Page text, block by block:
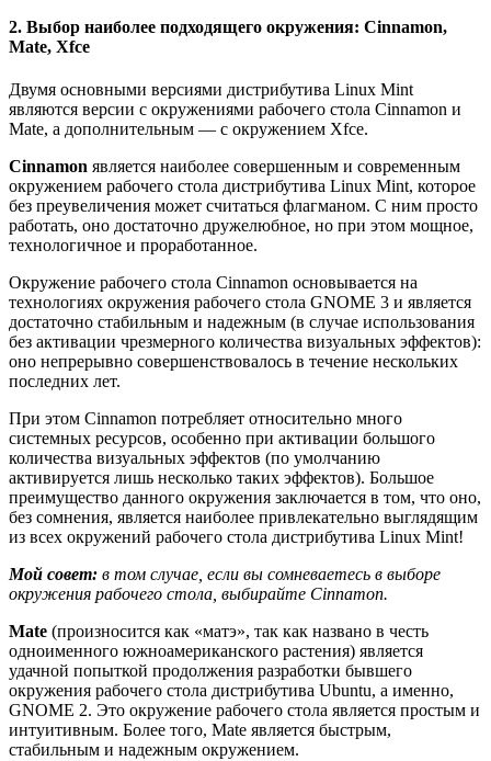
2. Выбор наиболее подходящего окружения: Cinnamon,
Mate, Xfce
Двумя основными версиями дистрибутива Linux Mint
являются версии с окружениями рабочего стола Cinnamon и
Mate, а дополнительным — с окружением Xfce.
Cinnamon является наиболее совершенным и современным
окружением рабочего стола дистрибутива Linux Mint, которое
без преувеличения может считаться флагманом. С ним просто
работать, оно достаточно дружелюбное, но при этом мощное,
технологичное и проработанное.
Окружение рабочего стола Cinnamon основывается на
технологиях окружения рабочего стола GNOME 3 и является
достаточно стабильным и надежным (в случае использования
без активации чрезмерного количества визуальных эффектов):
оно непрерывно совершенствовалось в течение нескольких
последних лет.
При этом Cinnamon потребляет относительно много
системных ресурсов, особенно при активации большого
количества визуальных эффектов (по умолчанию
активируется лишь несколько таких эффектов). Большое
преимущество данного окружения заключается в том, что оно,
без сомнения, является наиболее привлекательно выглядящим
из всех окружений рабочего стола дистрибутива Linux Mint!
Мой совет: в том случае, если вы сомневаетесь в выборе
окружения рабочего стола, выбирайте Cinnamon.
Mate (произносится как «матэ», так как названо в честь
одноименного южноамериканского растения) является
удачной попыткой продолжения разработки бывшего
окружения рабочего стола дистрибутива Ubuntu, а именно,
GNOME 2. Это окружение рабочего стола является простым и
интуитивным. Более того, Mate является быстрым,
стабильным и надежным окружением.